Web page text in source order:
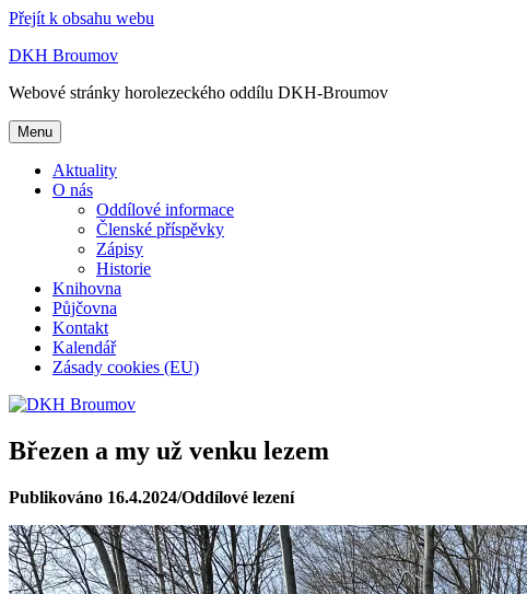
Přejít k obsahu webu
DKH Broumov
Webové stránky horolezeckého oddílu DKH-Broumov
Menu
Aktuality
O nás
Oddílové informace
Členské příspěvky
Zápisy
Historie
Knihovna
Půjčovna
Kontakt
Kalendář
Zásady cookies (EU)
Březen a my už venku lezem
Publikováno 16.4.2024/Oddílové lezení